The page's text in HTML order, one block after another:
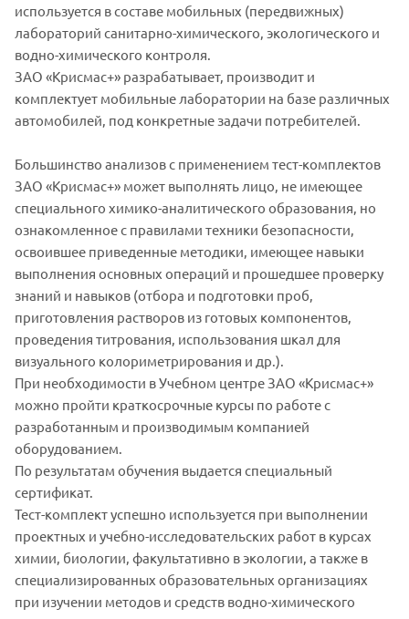
используется в составе мобильных (передвижных)
лабораторий санитарно-химического, экологического и
водно-химического контроля.
ЗАО «Крисмас+» разрабатывает, производит и
комплектует мобильные лаборатории на базе различных
автомобилей, под конкретные задачи потребителей.
Большинство анализов с применением тест-комплектов
ЗАО «Крисмас+» может выполнять лицо, не имеющее
специального химико-аналитического образования, но
ознакомленное с правилами техники безопасности,
освоившее приведенные методики, имеющее навыки
выполнения основных операций и прошедшее проверку
знаний и навыков (отбора и подготовки проб,
приготовления растворов из готовых компонентов,
проведения титрования, использования шкал для
визуального колориметрирования и др.).
При необходимости в Учебном центре ЗАО «Крисмас+»
можно пройти краткосрочные курсы по работе с
разработанным и производимым компанией
оборудованием.
По результатам обучения выдается специальный
сертификат.
Тест-комплект успешно используется при выполнении
проектных и учебно-исследовательских работ в курсах
химии, биологии, факультативно в экологии, а также в
специализированных образовательных организациях
при изучении методов и средств водно-химического